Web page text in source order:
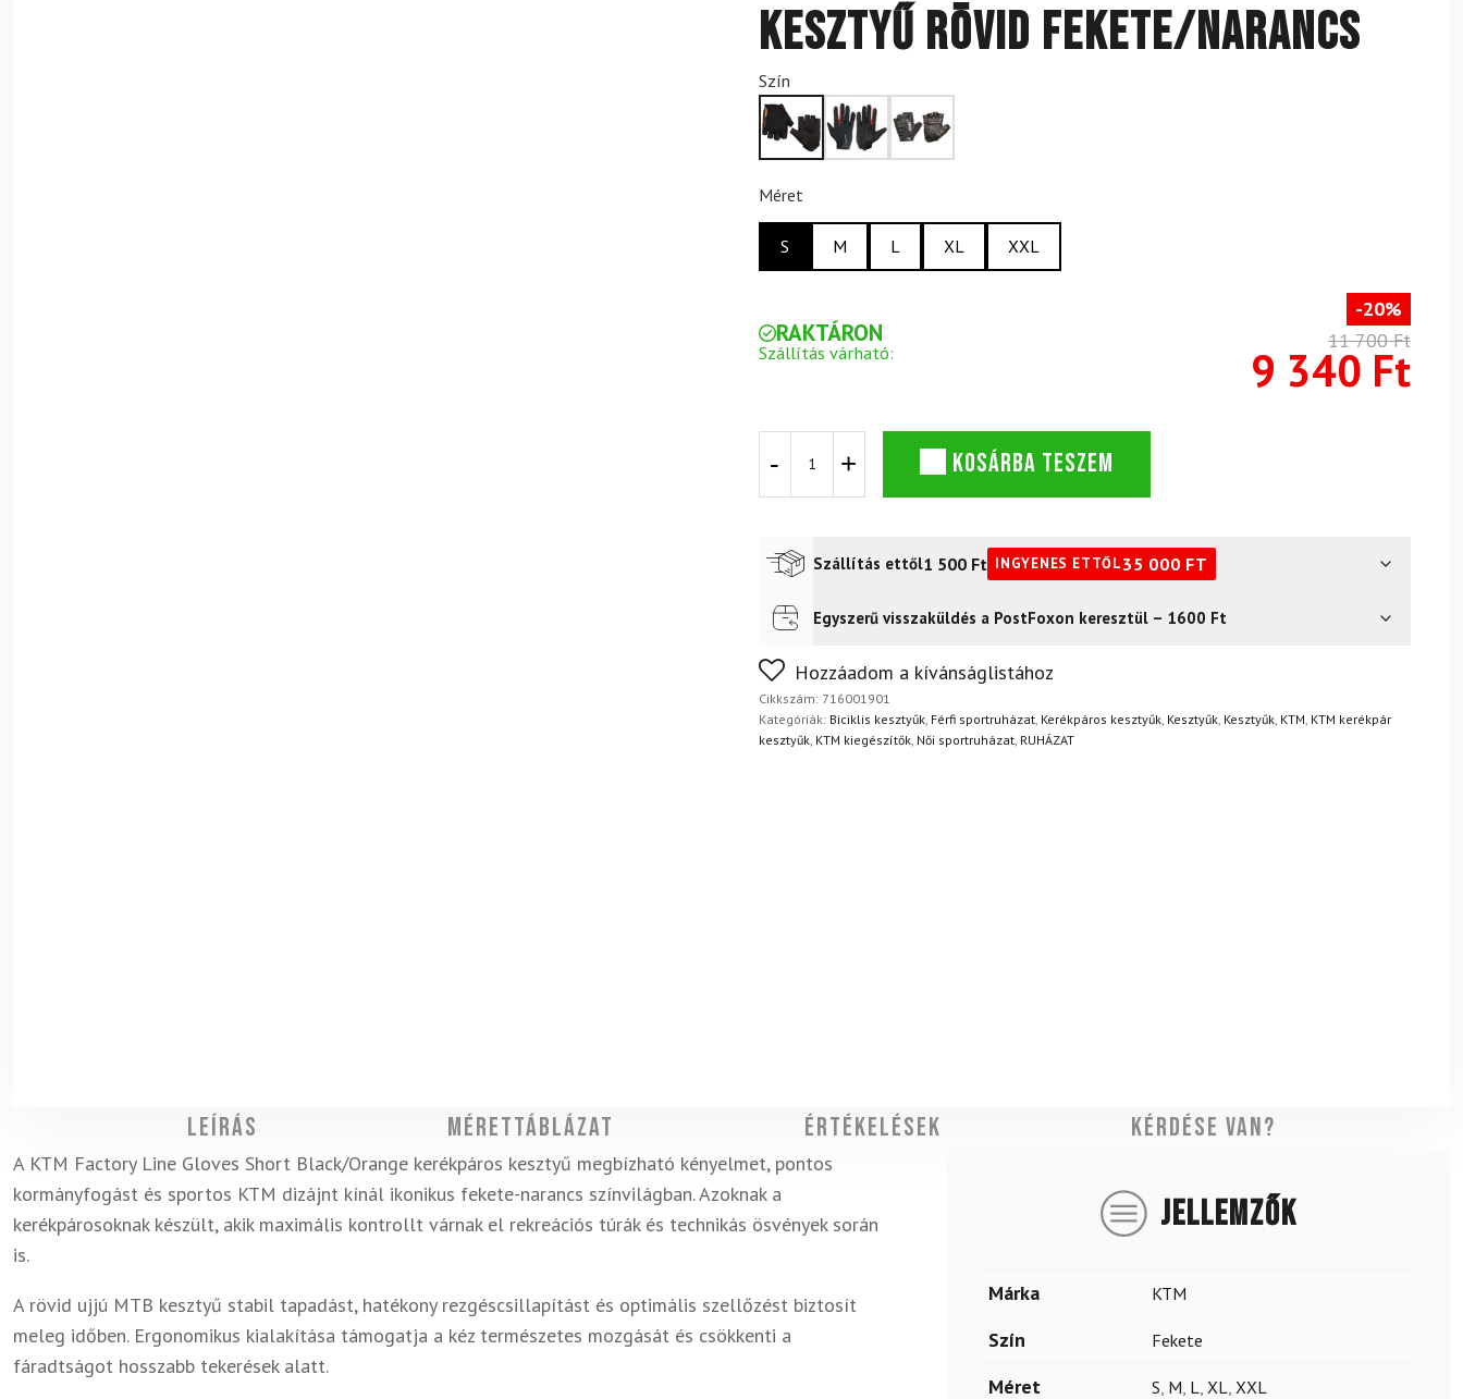
Kesztyű Rövid Fekete/Narancs
Szín
Méret
S M L XL XXL
RAKTÁRON
Szállítás várható:
-20%
11 700 Ft
9 340 Ft
KTM
Rövid
Fekete/Narancs
KOSÁRBA TESZEM
Szállítás ettől1 500 Ft INGYENES ETTŐL35 000 FT
Futár a címre2 400Ft
FoxPost
Egyszerű visszaküldés a PostFoxon keresztül – 1600 Ft
Nem biztos a választásában? Semmi gond – a terméket egyszerűen visszaküldheti 14
napon belül, indoklás nélkül.
Hozzáadom a kívánságlistához
Cikkszám: 716001901
Kategóriák: Biciklis kesztyűk, Férfi sportruházat, Kerékpáros kesztyűk, Kesztyűk, Kesztyűk, KTM KTM kerékpár
kesztyűk, KTM kiegészítők, Női sportruházat, RUHÁZAT
Leírás Mérettáblázat Értékelések Kérdése van?
A KTM Factory Line Gloves Short Black/Orange kerékpáros kesztyű megbízható kényelmet, pontos
kormányfogást és sportos KTM dizájnt kínál ikonikus fekete-narancs színvilágban. Azoknak a
kerékpárosoknak készült, akik maximális kontrollt várnak el rekreációs túrák és technikás ösvények során
is.
A rövid ujjú MTB kesztyű stabil tapadást, hatékony rezgéscsillapítást és optimális szellőzést biztosít
meleg időben. Ergonomikus kialakítása támogatja a kéz természetes mozgását és csökkenti a
fáradtságot hosszabb tekerések alatt.
JELLEMZŐK
Márka KTM
Szín Fekete
Méret S, M, L, XL, XXL